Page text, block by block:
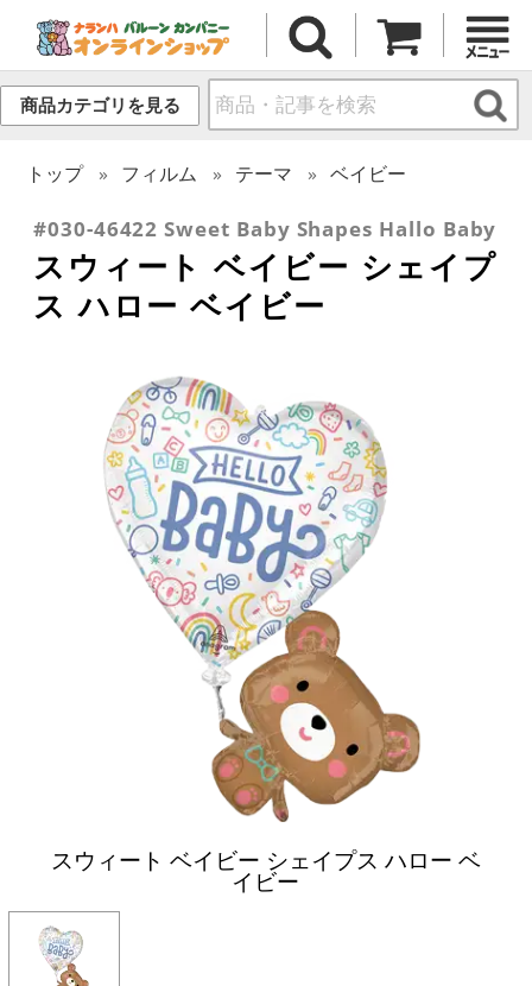
商品カテゴリを見る
トップ フィルム テーマ ベイビー
#030-46422 Sweet Baby Shapes Hallo Baby
スウィート ベイビー シェイプ
ス ハロー ベイビー
スウィート ベイビー シェイプス ハロー ベ
イビー